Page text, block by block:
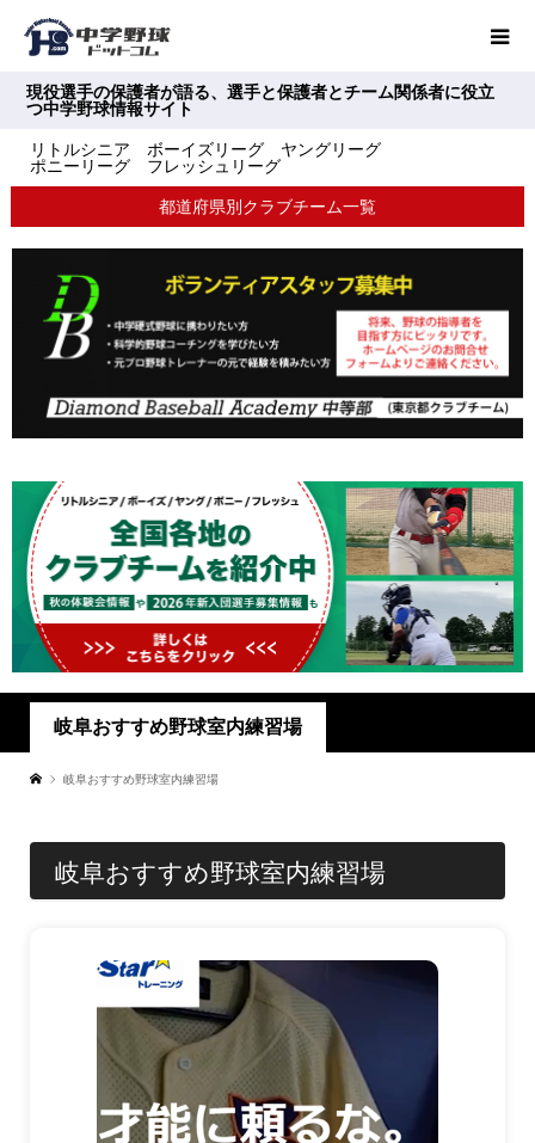
現役選手の保護者が語る、選手と保護者とチーム関係者に役立
つ中学野球情報サイト
リトルシニア ボーイズリーグ ヤングリーグ
ポニーリーグ フレッシュリーグ
都道府県別クラブチーム一覧
岐阜おすすめ野球室内練習場
岐阜おすすめ野球室内練習場
岐阜おすすめ野球室内練習場